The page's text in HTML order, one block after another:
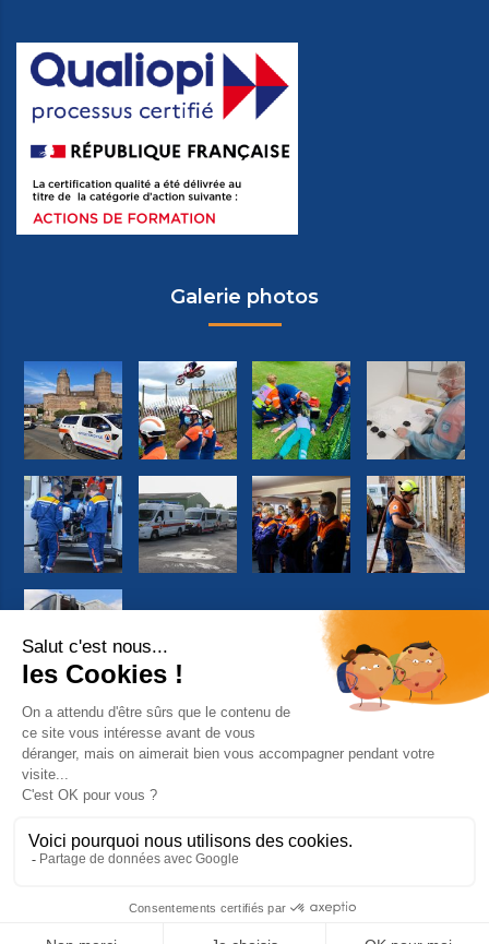
Galerie photos
Suivez-nous sur Facebook